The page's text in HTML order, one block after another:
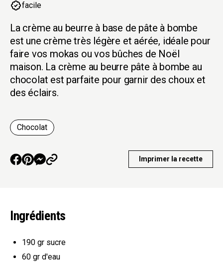
facile
La crème au beurre à base de pâte à bombe
est une crème très légère et aérée, idéale pour
faire vos mokas ou vos bûches de Noël
maison. La crème au beurre pâte à bombe au
chocolat est parfaite pour garnir des choux et
des éclairs.
Chocolat
Imprimer la recette
Ingrédients
190 gr sucre
60 gr d'eau